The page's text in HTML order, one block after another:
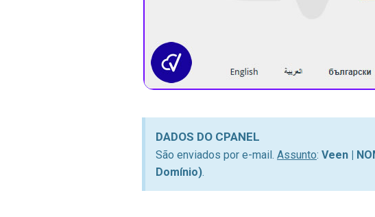
DADOS DO CPANEL
São enviados por e-mail. Assunto: Veen |
Domínio).